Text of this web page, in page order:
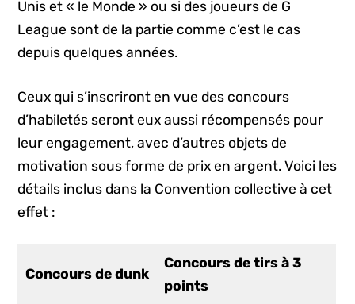
Unis et « le Monde » ou si des joueurs de G
League sont de la partie comme c’est le cas
depuis quelques années.
Ceux qui s’inscriront en vue des concours
d’habiletés seront eux aussi récompensés pour
leur engagement, avec d’autres objets de
motivation sous forme de prix en argent. Voici les
détails inclus dans la Convention collective à cet
effet :
Concours de dunk
Concours de tirs à 3
points